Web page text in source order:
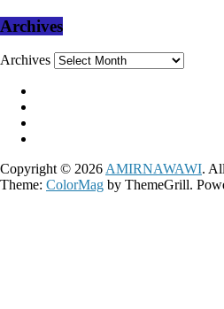
Archives
Archives
Copyright © 2026 AMIRNAWAWI.
Theme: ColorMag by ThemeGrill.